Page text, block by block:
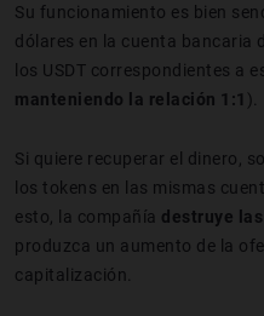
Su funcionamiento es bien
dólares en la cuenta bancaria
los USDT correspondientes a
manteniendo la relación 1:1 ).
Si quiere recuperar el dinero,
los tokens en las mismas
esto, la compañía destruye
produzca un aumento de la
capitalización.